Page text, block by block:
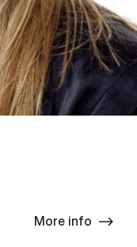
More info